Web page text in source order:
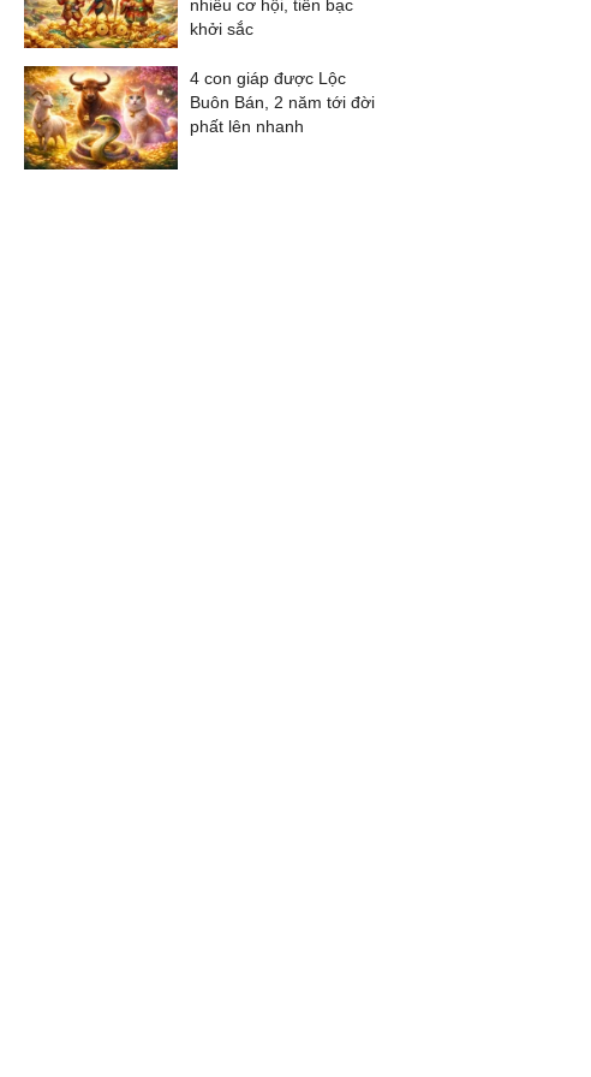
nhiều cơ hội, tiền bạc
khởi sắc
4 con giáp được Lộc
Buôn Bán, 2 năm tới đời
phất lên nhanh